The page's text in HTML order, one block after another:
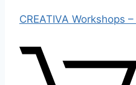
CREATIVA Workshops –